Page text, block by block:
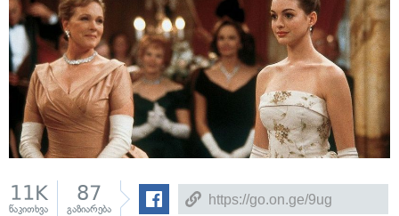
11K
წაკითხვა
87
გაზიარება